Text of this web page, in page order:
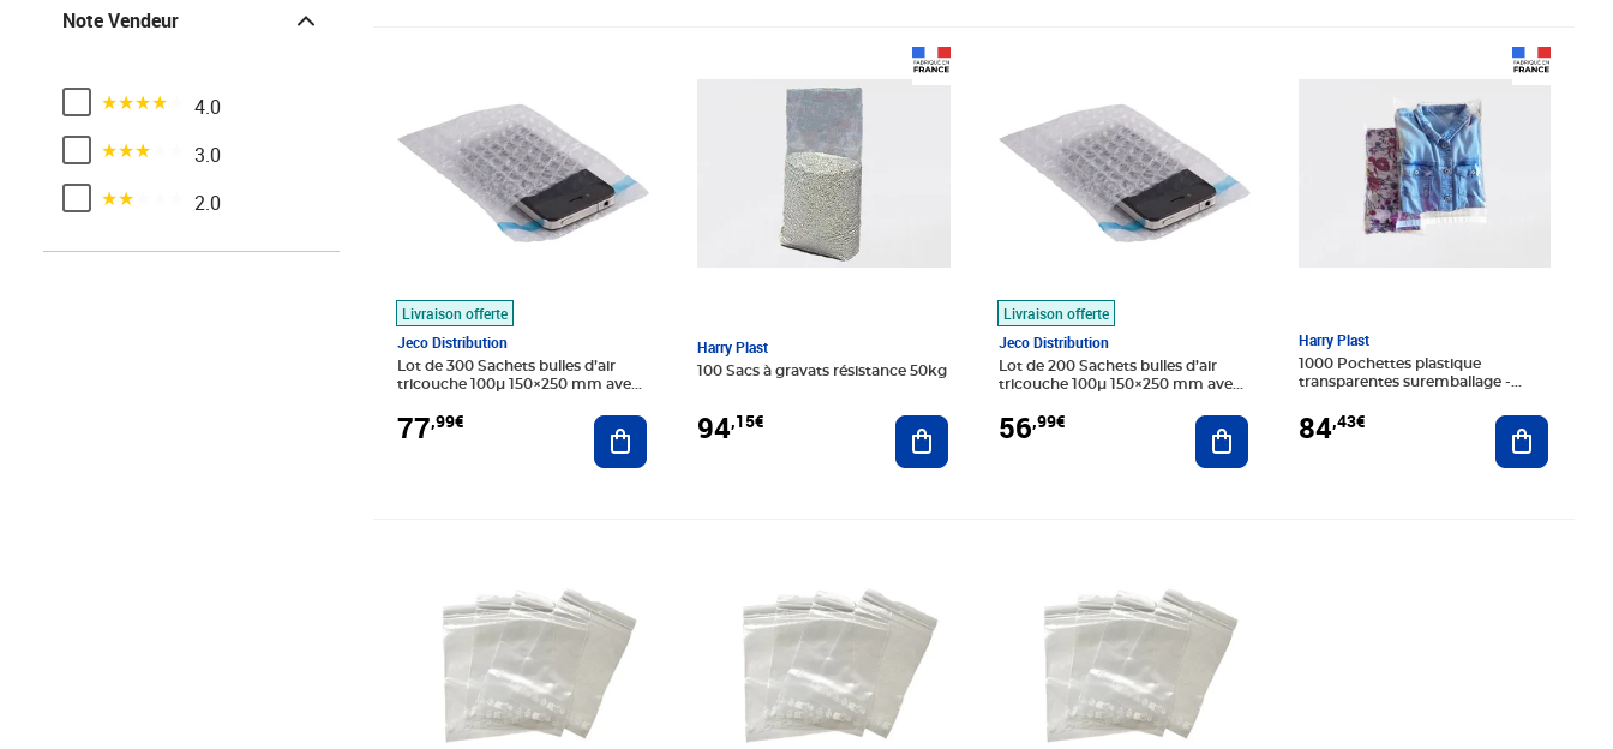
Bulteau systems
Stock-Bureau
ASD
MegaCrea
vidaXL
Note Vendeur
Noté 4 sur 54.0
Noté 3 sur 53.0
Noté 2 sur 52.0
Livraison offerte
Jeco Distribution
Lot de 300 Sachets bulles d’air
tricouche 100µ 150×250 mm avec
77,99€ Ajouter au panier
Harry Plast
100 Sacs à gravats résistance 50kg
94,15€ Ajouter au panier
Livraison offerte
Jeco Distribution
Lot de 200 Sachets bulles d’air
tricouche 100µ 150×250 mm avec
56,99€ Ajouter au panier
Harry Plast
1000 Pochettes plastique
transparentes suremballage -
84,43€ Ajouter